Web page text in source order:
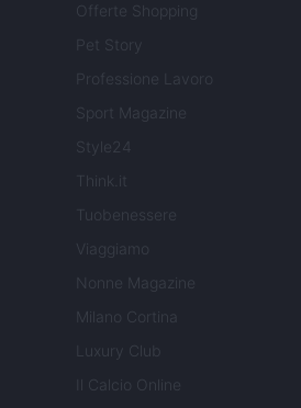
Offerte Shopping
Pet Story
Professione Lavoro
Sport Magazine
Style24
Think.it
Tuobenessere
Viaggiamo
Nonne Magazine
Milano Cortina
Luxury Club
Il Calcio Online